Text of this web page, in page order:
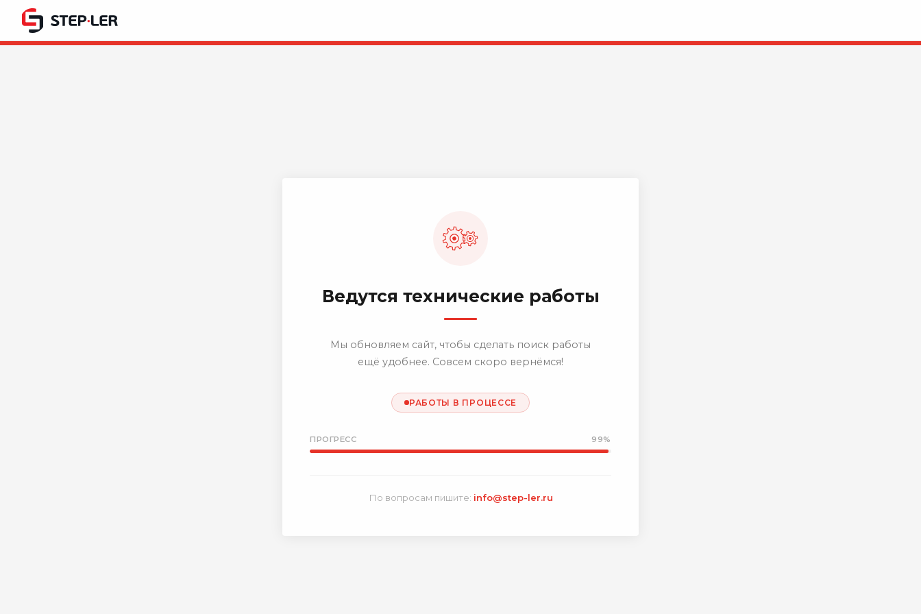
Ведутся технические работы
Мы обновляем сайт, чтобы сделать поиск работы
ещё удобнее. Совсем скоро вернёмся!
РАБОТЫ В ПРОЦЕССЕ
ПРОГРЕСС 99%
По вопросам пишите: info@step-ler.ru